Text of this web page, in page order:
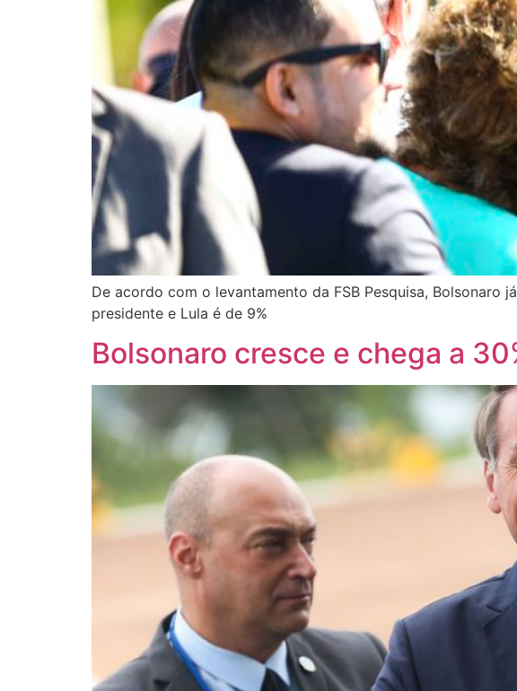
De acordo com o levantamento da FSB Pesquisa, Bolsonaro
presidente e Lula é de 9%
Bolsonaro cresce e chega a